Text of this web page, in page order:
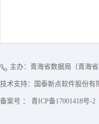
主办：青海省数据局（青海
技术支持：国泰新点软件股份有
备案号 ： 青ICP备17001418号-2